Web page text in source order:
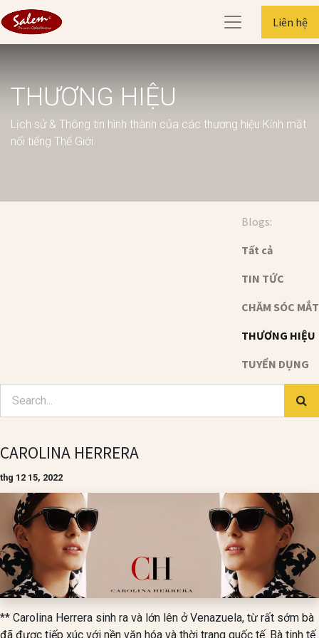
Liên hệ
THƯƠNG HIỆU
Lịch sử & Thông tin hình thành của các thương hiệu Kính mắt
nổi tiếng Thế Giới
Blogs:
Tất cả
TIN TỨC
CHĂM SÓC MẮT
THƯƠNG HIỆU
TUYỂN DỤNG
CAROLINA HERRERA
thg 12 15, 2022
** Carolina Herrera sinh ra và lớn lên ở Venazuela, từ rất sớm bà
đã được tiếp xúc với nền văn hóa và thời trang quốc tế. Bà tinh tế